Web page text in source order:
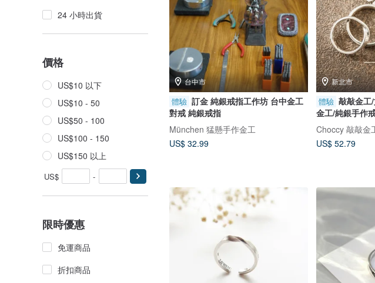
24 小時出貨
價格
US$10 以下
US$10 - 50
US$50 - 100
US$100 - 150
US$150 以上
US$ -
限時優惠
免運商品
折扣商品
台中市
體驗 訂金 純銀戒指工作坊 台中金工
對戒 純銀戒指
München 猛懸手作金工
US$ 32.99
新北市
體驗 敲敲金工
金工/純銀手作
Choccy 敲敲金
US$ 52.79